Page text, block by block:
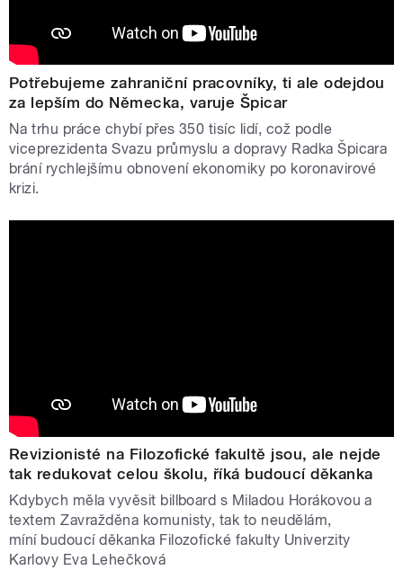
Potřebujeme zahraniční pracovníky, ti ale odejdou
za lepším do Německa, varuje Špicar
Na trhu práce chybí přes 350 tisíc lidí, což podle
viceprezidenta Svazu průmyslu a dopravy Radka Špicara
brání rychlejšímu obnovení ekonomiky po koronavirové
krizi.
Revizionisté na Filozofické fakultě jsou, ale nejde
tak redukovat celou školu, říká budoucí děkanka
Kdybych měla vyvěsit billboard s Miladou Horákovou a
textem Zavražděna komunisty, tak to neudělám,
míní budoucí děkanka Filozofické fakulty Univerzity
Karlovy Eva Lehečková